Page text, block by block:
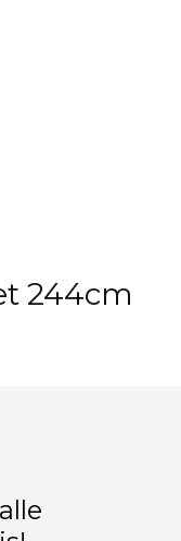
244cm